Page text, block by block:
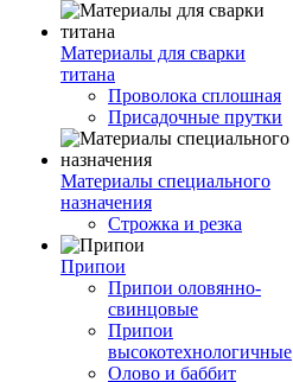
Материалы для сварки
титана
Проволока сплошная
Присадочные прутки
Материалы специального
назначения
Строжка и резка
Припои
Припои оловянно-
свинцовые
Припои
высокотехнологичные
Олово и баббит